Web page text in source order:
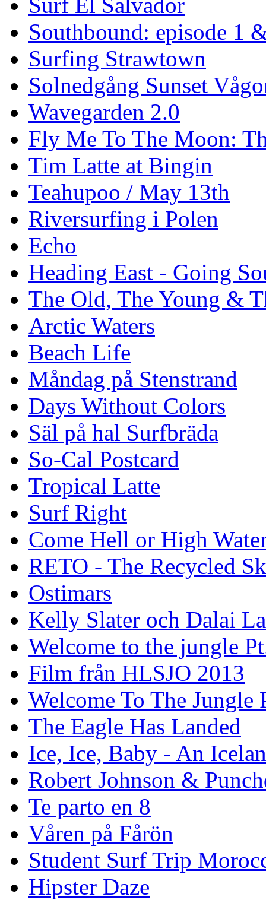
Southbound: episode 1
Surfing Strawtown
Solnedgång Sunset
Wavegarden 2.0
Fly Me To The Moon:
Tim Latte at Bingin
Teahupoo / May 13th
Riversurfing i Polen
Echo
Heading East - Going
The Old, The Young &
Arctic Waters
Beach Life
Måndag på Stenstrand
Days Without Colors
Säl på hal Surfbräda
So-Cal Postcard
Tropical Latte
Surf Right
Come Hell or High
RETO - The Recycled
Ostimars
Kelly Slater och Dalai
Welcome to the jungle
Film från HLSJO 2013
Welcome To The Jungle
The Eagle Has Landed
Ice, Ice, Baby - An
Robert Johnson &
Te parto en 8
Våren på Fårön
Student Surf Trip
Hipster Daze